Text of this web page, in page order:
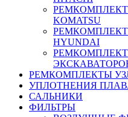
KOMATSU
HYUNDAI
ЭКСКАВАТОРОВ
РЕМКОМПЛЕКТЫ
УПЛОТНЕНИЯ
САЛЬНИКИ
ФИЛЬТРЫ